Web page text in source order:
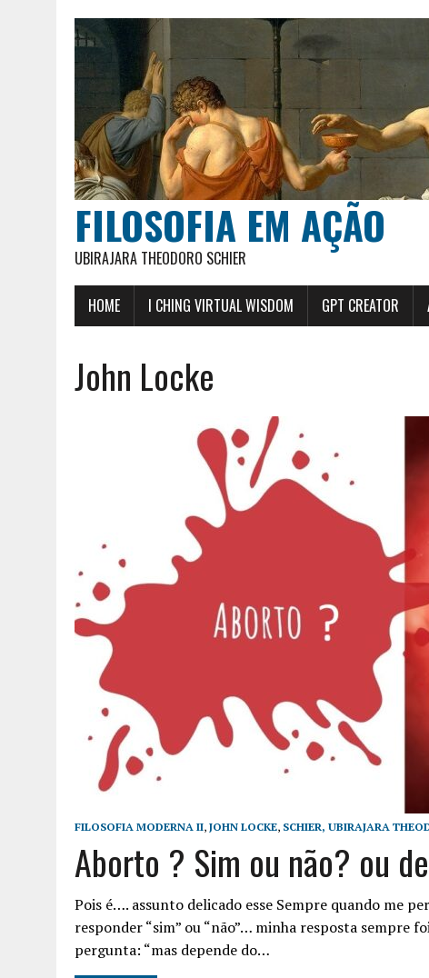
FILOSOFIA EM AÇÃO
UBIRAJARA THEODORO SCHIER
HOME I CHING VIRTUAL WISDOM GPT CREATOR
John Locke
FILOSOFIA MODERNA II, JOHN LOCKE, SCHIER, UBIRAJARA
Aborto ? Sim ou não? ou
Pois é…. assunto delicado esse Sempre quando me
responder “sim” ou “não”… minha resposta sempre
pergunta: “mas depende do…